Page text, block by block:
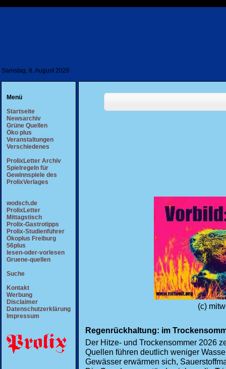
Samstag, 8. August 2026
Menü
Startseite
Newsarchiv
Grüne Quellen
Öko plus
Veranstaltungen
Verschiedenes
ProlixLetter Archiv
Spielregeln für
Gewinnspiele des
ProlixVerlages
wodsch.de
ProlixLetter
Mittagstisch
Prolix-Gastrotipps
Prolix-Studienführer
Ökoplus Freiburg
56plus
lesen-oder-vorlesen
Gruene-quellen
Suche
Kontakt
Werbung
Disclaimer
Datenschutzerklärung
Impressum
(c)
Regenrückhaltung: im
Der Hitze- und Trockensommer 2026
Quellen führen deutlich weniger
Gewässer erwärmen sich,